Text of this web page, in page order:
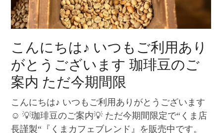
こんにちは♪ いつもご利用あり
がとうございます 珈琲豆のご
案内 ただ今期間限
こんにちは♪ いつもご利用ありがとうございます
☺️ 💡珈琲豆のご案内💡 ただ今期間限定で“くま店
長謹製“『くまカフェブレンド』を販売中です。